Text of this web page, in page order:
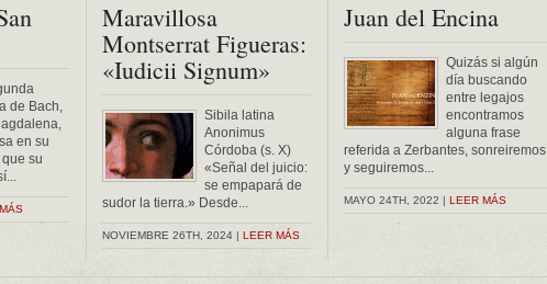
de Bach,
en su
su
Maravillosa
Montserrat Figueras:
«Iudicii Signum»
Sibila latina
Anonimus
Córdoba (s. X)
«Señal del juicio:
se empapará de
sudor la tierra.» Desde...
NOVIEMBRE 26TH, 2024 | LEER MÁS
Juan del Encina
Quizás si algún
día buscando
entre legajos
encontramos
alguna frase
referida a Zerbantes, sonreiremos
y seguiremos...
MAYO 24TH, 2022 | LEER MÁS